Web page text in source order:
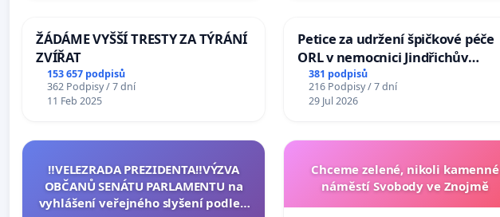
ŽÁDÁME VYŠŠÍ TRESTY ZA TÝRÁNÍ
ZVÍŘAT
153 657 podpisů
362 Podpisy / 7 dní
11 Feb 2025
Petice za udržení špičkové péče
ORL v nemocnici Jindřichův
Hradec
381 podpisů
216 Podpisy / 7 dní
29 Jul 2026
‼️VELEZRADA PREZIDENTA‼️VÝZVA
OBČANŮ SENÁTU PARLAMENTU na
vyhlášení veřejného slyšení podle §
Chceme zelené, nikoli kamenné
náměstí Svobody ve Znojmě